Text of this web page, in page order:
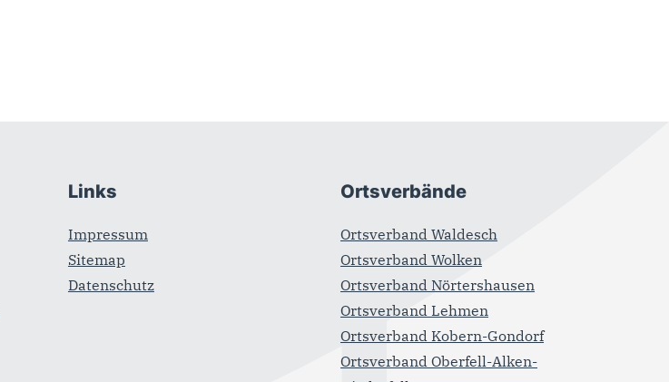
Links
Impressum
Sitemap
Datenschutz
Ortsverbände
Ortsverband Waldesch
Ortsverband Wolken
Ortsverband Nörtershausen
Ortsverband Lehmen
Ortsverband Kobern-Gondorf
Ortsverband Oberfell-Alken-